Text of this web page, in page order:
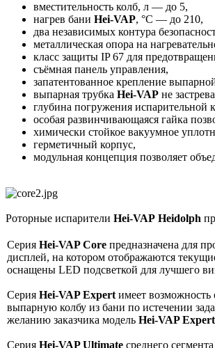
вместительность колб, л — до 5,
нагрев бани Hei-VAP, °C — до 210,
два независимых контура
металлическая опора на
класс защиты IP 67 для
съёмная панель управления,
запатентованное крепление
выпарная трубка Hei-VAP не
глубина погружения испарительной
особая развинчивающаяся гайка
химически стойкое вакуумное
герметичный корпус,
модульная концепция позволяет
Роторные испарители Hei-VAP Heidolph
Серия Hei-VAP Core предназначена для
дисплей, на котором отображаются
оснащены LED подсветкой для лучшего
Серия Hei-VAP Expert имеет возможность
выпарную колбу из бани по истечении
желанию заказчика модель Hei-VAP Expert
Серия Hei-VAP Ultimate среднего